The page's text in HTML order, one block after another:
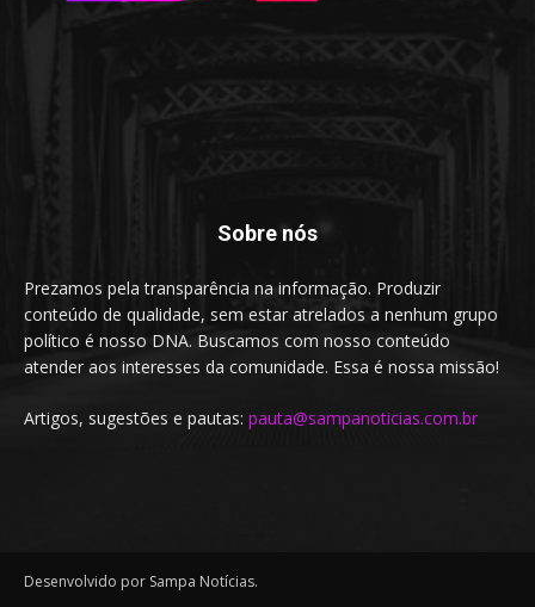
Sobre nós
Prezamos pela transparência na informação. Produzir
conteúdo de qualidade, sem estar atrelados a nenhum grupo
político é nosso DNA. Buscamos com nosso conteúdo
atender aos interesses da comunidade. Essa é nossa missão!
Artigos, sugestões e pautas: pauta@sampanoticias.com.br
Desenvolvido por Sampa Notícias.